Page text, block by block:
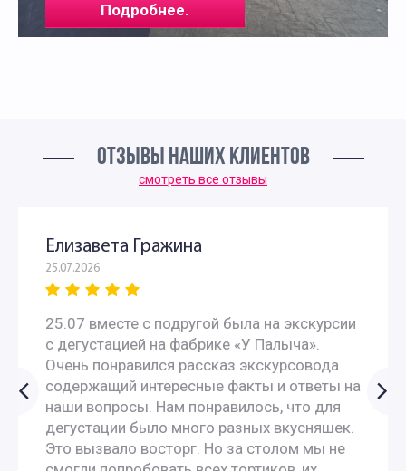
Подробнее.
ОТЗЫВЫ НАШИХ КЛИЕНТОВ
смотреть все отзывы
Елизавета Гражина
25.07.2026
25.07 вместе с подругой была на экскурсии
с дегустацией на фабрике «У Палыча».
Очень понравился рассказ экскурсовода
содержащий интересные факты и ответы на
наши вопросы. Нам понравилось, что для
дегустации было много разных вкусняшек.
Это вызвало восторг. Но за столом мы не